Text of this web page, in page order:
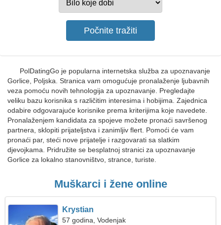
PolDatingGo je popularna internetska služba za upoznavanje
Gorlice, Poljska. Stranica vam omogućuje pronalaženje ljubavnih
veza pomoću novih tehnologija za upoznavanje. Pregledajte
veliku bazu korisnika s različitim interesima i hobijima. Zajednica
odabire odgovarajuće korisnike prema kriterijima koje navedete.
Pronalaženjem kandidata za spojeve možete pronaći savršenog
partnera, sklopiti prijateljstva i zanimljiv flert. Pomoći će vam
pronaći par, steći nove prijatelje i razgovarati sa slatkim
djevojkama. Pridružite se besplatnoj stranici za upoznavanje
Gorlice za lokalno stanovništvo, strance, turiste.
Muškarci i žene online
Krystian
57 godina, Vodenjak